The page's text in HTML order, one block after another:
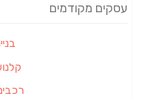
עסקים מקודמים